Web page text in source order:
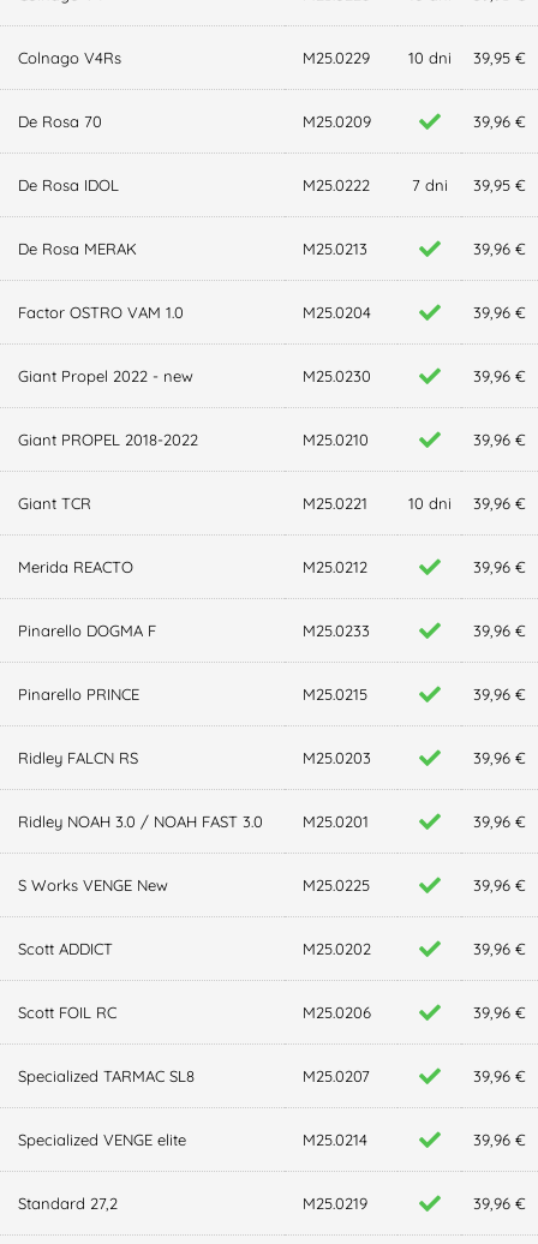
Colnago V4Rs M25.0229 10 dni 39,95 €
De Rosa 70 M25.0209 39,96 €
De Rosa IDOL M25.0222 7 dni 39,95 €
De Rosa MERAK M25.0213 39,96 €
Factor OSTRO VAM 1.0 M25.0204 39,96 €
Giant Propel 2022 - new M25.0230 39,96 €
Giant PROPEL 2018-2022 M25.0210 39,96 €
Giant TCR M25.0221 10 dni 39,96 €
Merida REACTO M25.0212 39,96 €
Pinarello DOGMA F M25.0233 39,96 €
Pinarello PRINCE M25.0215 39,96 €
Ridley FALCN RS M25.0203 39,96 €
Ridley NOAH 3.0 / NOAH FAST 3.0 M25.0201 39,96 €
S Works VENGE New M25.0225 39,96 €
Scott ADDICT M25.0202 39,96 €
Scott FOIL RC M25.0206 39,96 €
Specialized TARMAC SL8 M25.0207 39,96 €
Specialized VENGE elite M25.0214 39,96 €
Standard 27,2 M25.0219 39,96 €